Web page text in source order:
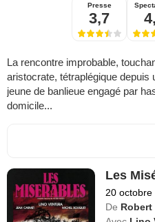
Presse
3,7
La rencontre improbable,
aristocrate, tétraplégique depuis
jeune de banlieue engagé par
domicile...
Les
20 octobre
De Robert